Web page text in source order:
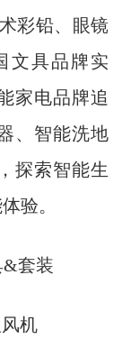
彩铅、眼镜
文具品牌实
家电品牌追
、智能洗地
探索智能生
验。
套装
机